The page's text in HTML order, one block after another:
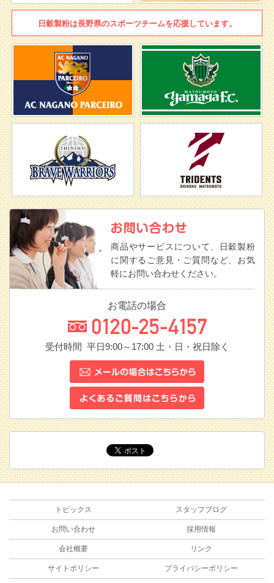
日穀製粉は長野県のスポーツチームを応援しています。
商品やサービスについて、日穀製粉
に関するご意見・ご質問など、お気
軽にお問い合わせください。
お電話の場合
受付時間 平日9:00～17:00土・日・祝日除く
トピックス スタッフブログ
お問い合わせ 採用情報
会社概要 リンク
サイトポリシー プライバシーポリシー